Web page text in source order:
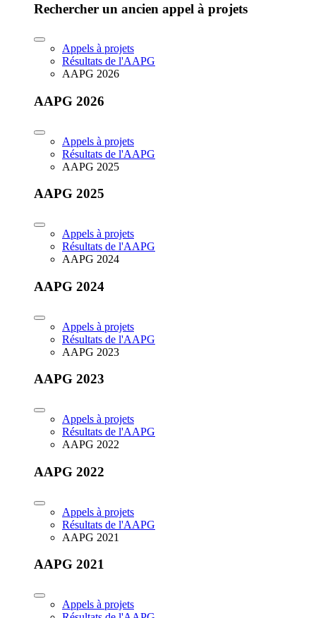
Rechercher un ancien appel à projets
Appels à projets
Résultats de l'AAPG
AAPG 2026
AAPG 2026
Appels à projets
Résultats de l'AAPG
AAPG 2025
AAPG 2025
Appels à projets
Résultats de l'AAPG
AAPG 2024
AAPG 2024
Appels à projets
Résultats de l'AAPG
AAPG 2023
AAPG 2023
Appels à projets
Résultats de l'AAPG
AAPG 2022
AAPG 2022
Appels à projets
Résultats de l'AAPG
AAPG 2021
AAPG 2021
Appels à projets